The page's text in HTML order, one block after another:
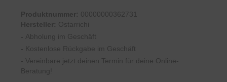
Produktnummer: 00000000362731
Hersteller: Ostarrichi
- Abholung im Geschäft
- Kostenlose Rückgabe im Geschäft
- Vereinbare jetzt deinen Termin für deine Online-
Beratung!